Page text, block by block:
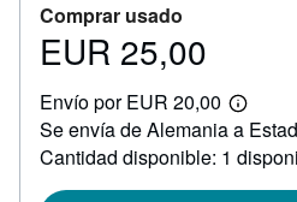
Comprar usado
Precio
25,00
EUR 25,00
Envío por EUR 20,00
Más
sobre
las
Se envía de Alemania a
Cantidad disponible: 1